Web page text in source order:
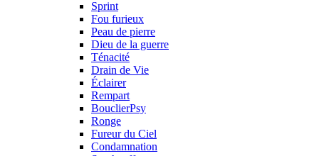
Sprint
Fou furieux
Peau de pierre
Dieu de la guerre
Ténacité
Drain de Vie
Éclairer
Rempart
BouclierPsy
Ronge
Fureur du Ciel
Condamnation